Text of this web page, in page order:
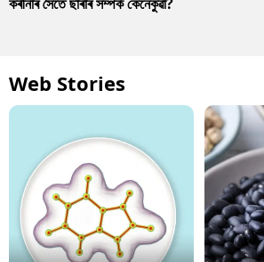
Web Stories